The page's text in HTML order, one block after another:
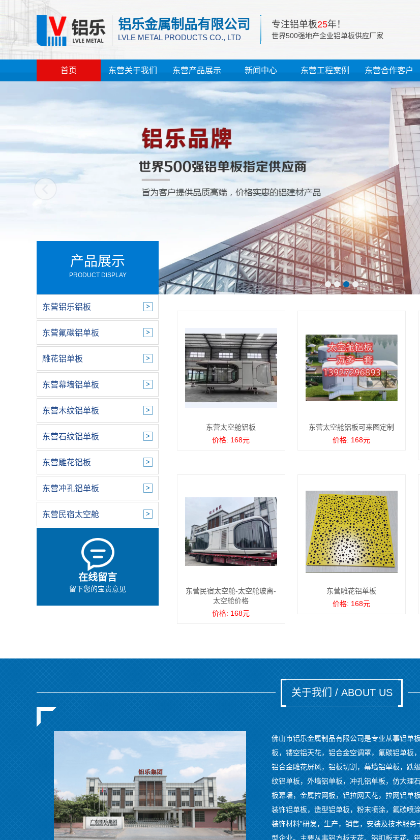
铝乐金属制品有限公司
LVLE METAL PRODUCTS CO., LTD
专注铝单板25年！
世界500强地产企业铝单板供应厂家
首页 东营关于我们 东营产品展示 新闻中心 东营工程案例 东营合作客户
产品展示
PRODUCT DISPLAY
东营铝乐铝板
东营氟碳铝单板
雕花铝单板
东营幕墙铝单板
东营木纹铝单板
东营石纹铝单板
东营雕花铝板
东营冲孔铝单板
东营民宿太空舱
在线留言
留下您的宝贵意见
东营太空舱铝板
价格: 168元
东营太空舱铝板可来图定制
价格: 168元
东营民宿太空舱-太空舱玻离-
太空舱价格
价格: 168元
东营雕花铝单板
价格: 168元
关于我们 / ABOUT US
佛山市铝乐金属制品有限公司是专业从事铝单
板，镂空铝天花，铝合金空调罩，氟碳铝单板
铝合金雕花屏风，铝板切割，幕墙铝单板，跌
纹铝单板，外墙铝单板，冲孔铝单板，仿大理
板幕墙，金属拉网板，铝拉网天花，拉网铝单
装饰铝单板，造型铝单板，粉末喷涂，氟碳喷
装饰材料”研发，生产，销售，安装及技术服务
型企业。主要从事铝方板天花、铝扣板天花、